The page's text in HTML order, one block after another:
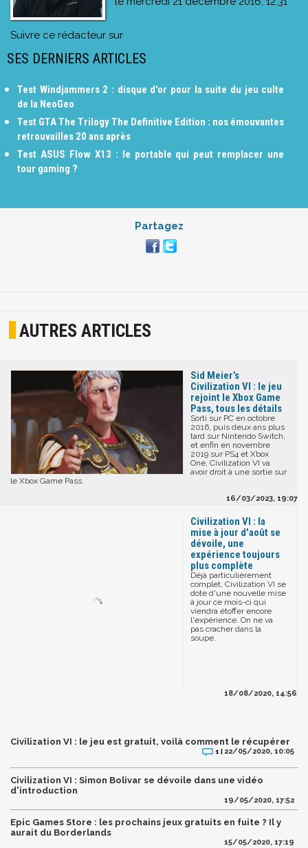
Suivre ce rédacteur sur
SES DERNIERS ARTICLES
Test Windjammers 2 : disque d'or pour la suite du jeu culte
de la NeoGeo
Test GTA The Trilogy The Definitive Edition : nos émouvantes
retrouvailles 20 ans après
Test ASUS Flow X13 : le portable qui peut remplacer une
tour gaming ?
Partagez
AUTRES ARTICLES
Sid Meier’s
Civilization VI : le jeu
rejoint le Xbox Game
Pass, tous les détails
Sorti sur PC en octobre
2016, puis deux ans plus
tard sur Nintendo Switch,
et enfin en novembre
2019 sur PS4 et Xbox
One, Civilization VI va
avoir droit à une sortie sur
le Xbox Game Pass.
16/03/2023, 19:07
Civilization VI : la
mise à jour d'août se
dévoile, une
expérience toujours
plus complète
Déjà particulièrement
complet, Civilization VI se
dote d'une nouvelle mise
à jour ce mois-ci qui
viendra étoffer encore
l'expérience. On ne va
pas cracher dans la
soupe.
18/08/2020, 14:56
Civilization VI : le jeu est gratuit, voilà comment le récupérer
1 | 22/05/2020, 10:05
Civilization VI : Simon Bolivar se dévoile dans une vidéo
d'introduction
19/05/2020, 17:52
Epic Games Store : les prochains jeux gratuits en fuite ? Il y
aurait du Borderlands
15/05/2020, 17:19